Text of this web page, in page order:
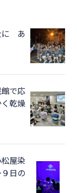
に あ
で応
乾燥
屋染
日の